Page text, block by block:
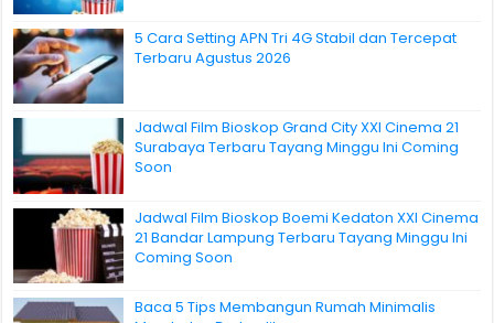
5 Cara Setting APN Tri 4G Stabil dan Tercepat
Terbaru Agustus 2026
Jadwal Film Bioskop Grand City XXI Cinema 21
Surabaya Terbaru Tayang Minggu Ini Coming
Soon
Jadwal Film Bioskop Boemi Kedaton XXI Cinema
21 Bandar Lampung Terbaru Tayang Minggu Ini
Coming Soon
Baca 5 Tips Membangun Rumah Minimalis